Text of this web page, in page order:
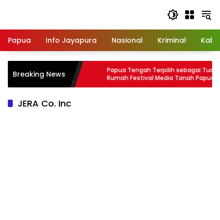
Papua
Info Jayapura Nasional Kriminal
Breaking News
Papua Tengah Terpilih sebagai Tuan
Rumah Festival Media Tanah Papua
Pertama
JERA Co. Inc